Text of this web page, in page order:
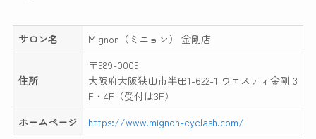
サロン名 Mignon（ミニョン） 金剛店
住所
〒589-0005
大阪府大阪狭山市半田1-622-1 ウエスティ金剛 3
F・4F（受付は3F）
ホームページ
https://www.mignon-eyelash.com/